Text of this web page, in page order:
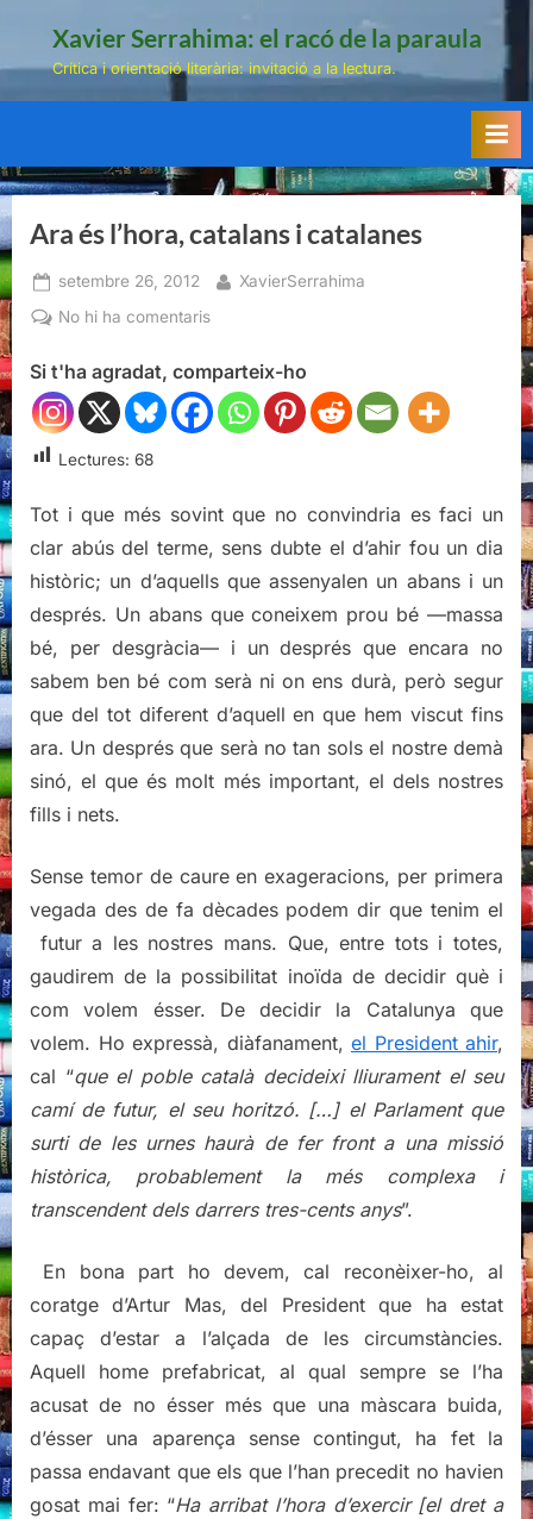
Xavier Serrahima: el racó de la paraula
Crítica i orientació literària: invitació a la lectura.
Ara és l’hora, catalans i catalanes
Posted
on
setembre 26, 2012 By
XavierSerrahima
No hi ha comentarisa
és
l’hora,
catalans
Si t'ha agradat, comparteix-ho
Lectures: 68
Tot i que més sovint que no convindria es faci un
clar abús del terme, sens dubte el d’ahir fou un dia
històric; un d’aquells que assenyalen un abans i un
després. Un abans que coneixem prou bé —massa
bé, per desgràcia— i un després que encara no
sabem ben bé com serà ni on ens durà, però segur
que del tot diferent d’aquell en que hem viscut fins
ara. Un després que serà no tan sols el nostre demà
sinó, el que és molt més important, el dels nostres
fills i nets.
Sense temor de caure en exageracions, per primera
vegada des de fa dècades podem dir que tenim el
futur a les nostres mans. Que, entre tots i totes,
gaudirem de la possibilitat inoïda de decidir què i
com volem ésser. De decidir la Catalunya que
volem. Ho expressà, diàfanament, el President ahir,
cal “que el poble català decideixi lliurament el seu
camí de futur, el seu horitzó. […] el Parlament que
surti de les urnes haurà de fer front a una missió
històrica, probablement la més complexa i
transcendent dels darrers tres-cents anys”.
En bona part ho devem, cal reconèixer-ho, al
coratge d’Artur Mas, del President que ha estat
capaç d’estar a l’alçada de les circumstàncies.
Aquell home prefabricat, al qual sempre se l’ha
acusat de no ésser més que una màscara buida,
d’ésser una aparença sense contingut, ha fet la
passa endavant que els que l’han precedit no havien
gosat mai fer: “Ha arribat l’hora d’exercir [el dret a